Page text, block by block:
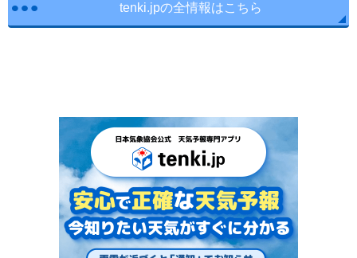
tenki.jpの全情報はこちら